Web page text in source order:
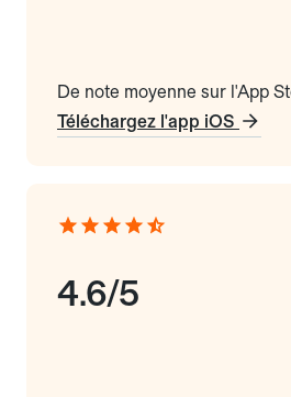
De note moyenne sur l'App
Téléchargez l'app iOS
4.6/5